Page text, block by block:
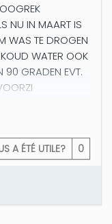
NU IN MAART IS
WAS TE DROGEN
WATER OOK
90 GRADEN EVT.
A ÉTÉ UTILE? 0